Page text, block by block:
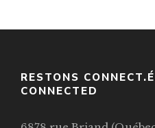
RESTONS
CONNECTED